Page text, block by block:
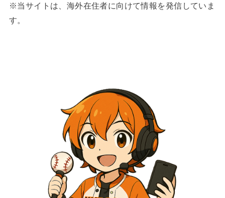
※当サイトは、海外在住者に向けて情報を発信していま
す。